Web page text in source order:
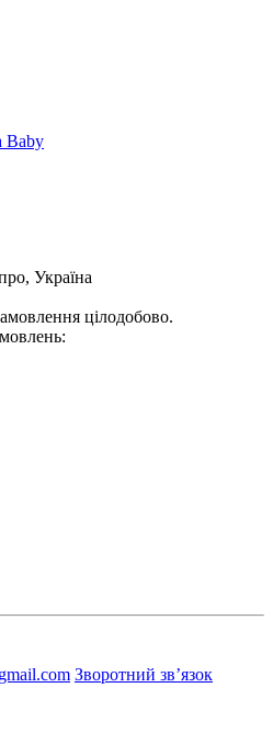
Baby
Україна
цілодобово.
Зворотний зв’язок